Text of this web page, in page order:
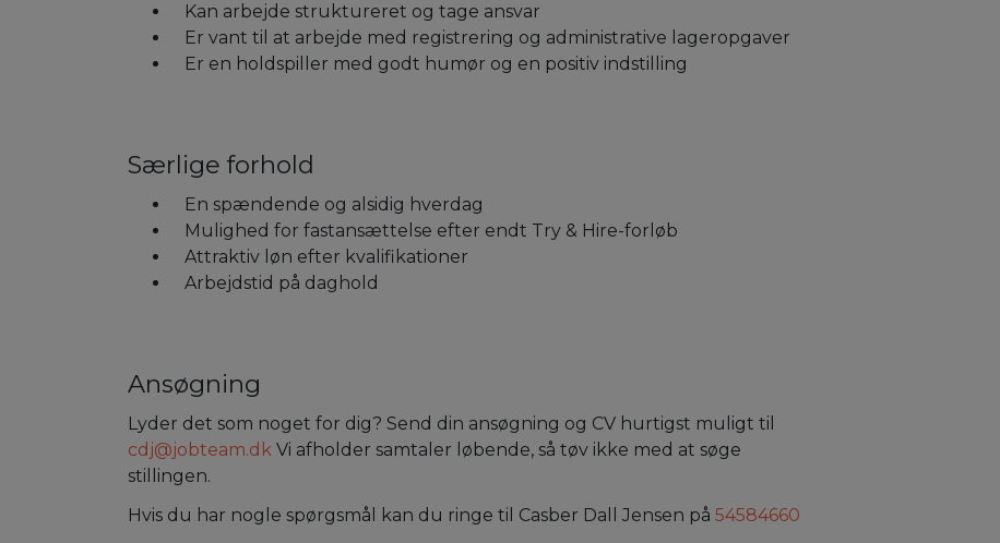
Kan arbejde struktureret og tage ansvar
Er vant til at arbejde med registrering og administrative lageropgaver
Er en holdspiller med godt humør og en positiv indstilling
Særlige forhold
En spændende og alsidig hverdag
Mulighed for fastansættelse efter endt Try & Hire-forløb
Attraktiv løn efter kvalifikationer
Arbejdstid på daghold
Ansøgning
Lyder det som noget for dig? Send din ansøgning og CV hurtigst muligt til
cdj@jobteam.dk Vi afholder samtaler løbende, så tøv ikke med at søge
stillingen.
Hvis du har nogle spørgsmål kan du ringe til Casber Dall Jensen på 54584660